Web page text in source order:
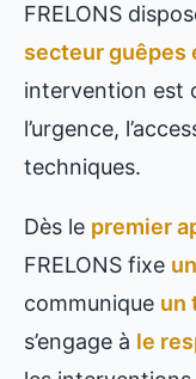
FRELONS
secteur guêpes
intervention est
l’urgence,
techniques.
Dès le premier
FRELONS fixe
communique un
s’engage à le